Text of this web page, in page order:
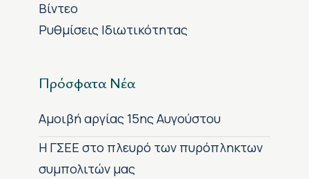
Βίντεο
Ρυθμίσεις Ιδιωτικότητας
Πρόσφατα Νέα
Αμοιβή αργίας 15ης Αυγούστου
H ΓΣΕΕ στο πλευρό των πυρόπληκτων
συμπολιτών μας